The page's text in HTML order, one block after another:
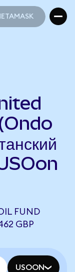
FUND
GBP
USOON